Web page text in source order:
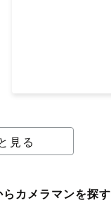
見る
カメラマンを探す